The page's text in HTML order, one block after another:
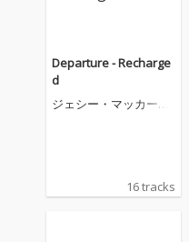
Departure - Recharge
d
ジェシー・マッカート
16 tracks